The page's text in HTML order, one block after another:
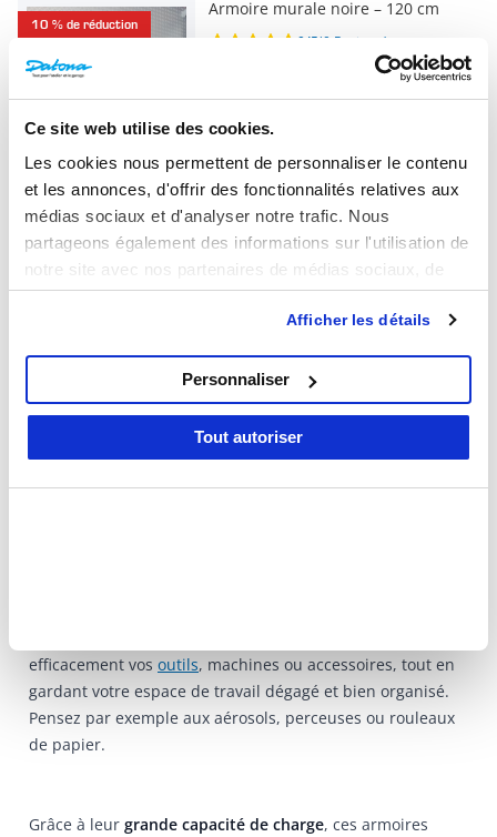
Ce site web utilise des cookies.
Les cookies nous permettent de personnaliser le contenu
et les annonces, d'offrir des fonctionnalités relatives aux
médias sociaux et d'analyser notre trafic. Nous
partageons également des informations sur l'utilisation de
notre site avec nos partenaires de médias sociaux, de
publicité et d'analyse, qui peuvent combiner celles-ci
avec d'autres informations que vous leur avez fournies ou
Afficher les détails
Tout autoriser
Personnaliser
10 % de réduction
Armoire murale noire – 120 cm
0/5(0 Reviews)
Commandé aujourd'hui, expédié
le jour ouvrable suivant
Que disent nos clients ? Plus
Il ya 2 mois
Armoires murales pour atelier ou
efficacement vos outils, machines ou accessoires, tout en
gardant votre espace de travail dégagé et bien organisé.
Pensez par exemple aux aérosols, perceuses ou rouleaux
de papier.
Grâce à leur grande capacité de charge, ces armoires